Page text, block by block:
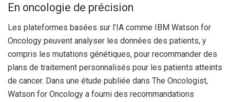
En oncologie de précision
Les plateformes basées sur l’IA comme IBM Watson for
Oncology peuvent analyser les données des patients, y
compris les mutations génétiques, pour recommander des
plans de traitement personnalisés pour les patients atteints
de cancer. Dans une étude publiée dans The Oncologist,
Watson for Oncology a fourni des recommandations